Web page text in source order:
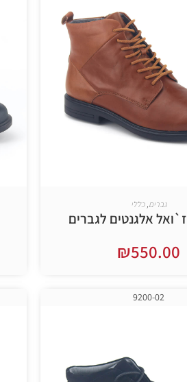
גברים כללי
אלגנטים לגברים
₪550.00
9200-02